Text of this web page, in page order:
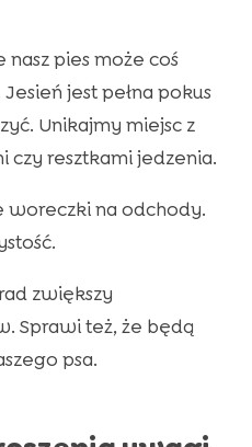
nasz pies może coś
jest pełna pokus
Unikajmy miejsc z
czy resztkami jedzenia.
woreczki na odchody.
zwiększy
Sprawi też, że będą
psa.